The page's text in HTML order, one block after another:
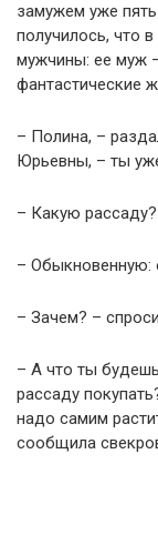
замужем уже
получилось, что
мужчины: ее муж
фантастические
– Полина, –
Юрьевны, – ты
– Какую
– Обыкновенную:
– Зачем? –
– А что ты
рассаду
надо самим
сообщила